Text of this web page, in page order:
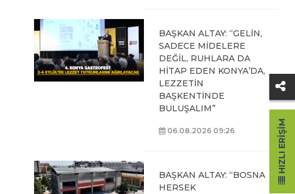
BAŞKAN ALTAY: “GELİN,
SADECE MİDELERE
DEĞİL, RUHLARA DA
HİTAP EDEN KONYA’DA,
LEZZETİN
BAŞKENTİNDE
BULUŞALIM”
06.08.2026 09:26
BAŞKAN ALTAY: “BOSNA
HERSEK
HIZLI ERIŞIM